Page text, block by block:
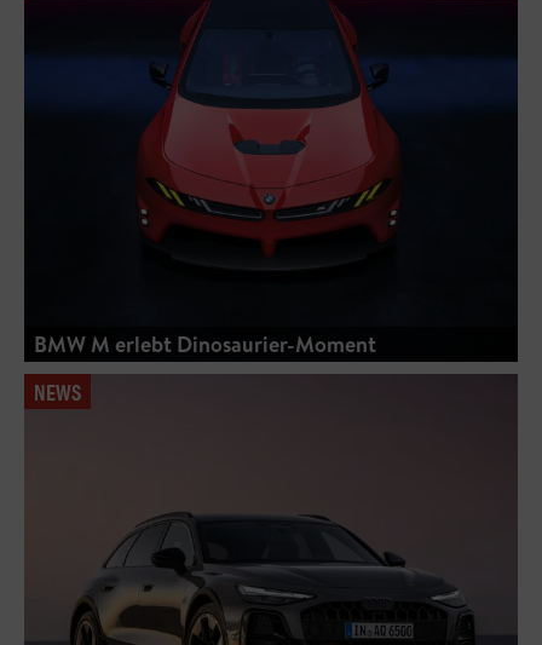
BMW M erlebt Dinosaurier-Moment
NEWS